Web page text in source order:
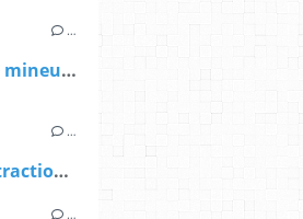
…
Raymond Frackowiak, fils de mineur gréviste en 1948
…
Une nouvelle technique d’extraction du lithium ?
…